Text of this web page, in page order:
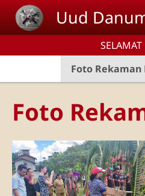
Lompat ke isi utama
Uud
Foto Rekaman
Foto